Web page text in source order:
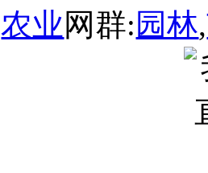
农业网群: 园林,